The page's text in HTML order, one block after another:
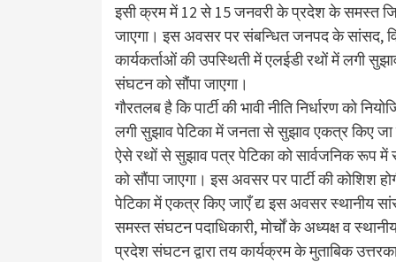
इसी क्रम में 12 से 15 जनवरी के प्रदेश के समस्त
जाएगा। इस अवसर पर संबन्धित जनपद के सांसद,
कार्यकर्ताओं की उपस्थिती में एलईडी रथों में लगी
संघटन को सौंपा जाएगा।
गौरतलब है कि पार्टी की भावी नीति निर्धारण को
लगी सुझाव पेटिका में जनता से सुझाव एकत्र किए जा
ऐसे रथों से सुझाव पत्र पेटिका को सार्वजनिक रूप में
को सौंपा जाएगा। इस अवसर पर पार्टी की कोशिश
पेटिका में एकत्र किए जाएँ द्य इस अवसर स्थानीय
समस्त संघटन पदाधिकारी, मोर्चों के अध्यक्ष व
प्रदेश संघटन द्वारा तय कार्यक्रम के मुताबिक